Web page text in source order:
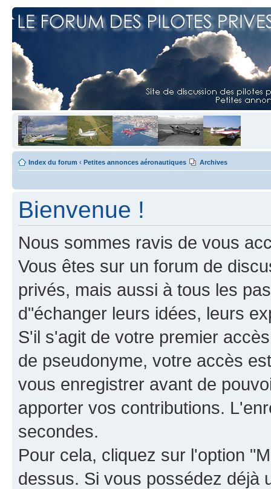
Index du forum ‹ Petites annonces aéronautiques Archives
Bienvenue !
Nous sommes ravis de vous
Vous êtes sur un forum de
privés, mais aussi à tous les
d"échanger leurs idées, leurs
S'il s'agit de votre premier
de pseudonyme, votre accès
vous enregistrer avant de
apporter vos contributions.
secondes.
Pour cela, cliquez sur l'option
dessus. Si vous possédez déjà